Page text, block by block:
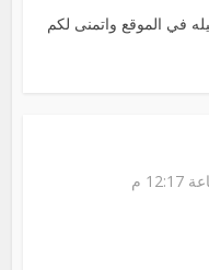
في الموقع واتمنى لكم